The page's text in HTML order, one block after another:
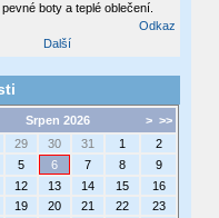
boty a teplé oblečení.
Odkaz
Další
> >>
Srpen 2026
29 30 31 1
2
5 6 7 8
9
12 13 14 15
16
19 20 21 22
23